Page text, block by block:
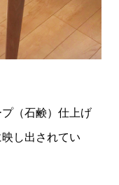
（石鹸）仕上げ
し出されてい